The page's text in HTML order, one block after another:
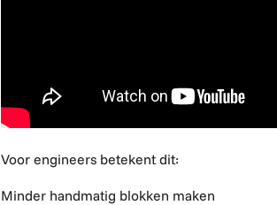
Voor engineers betekent dit:
Minder handmatig blokken maken